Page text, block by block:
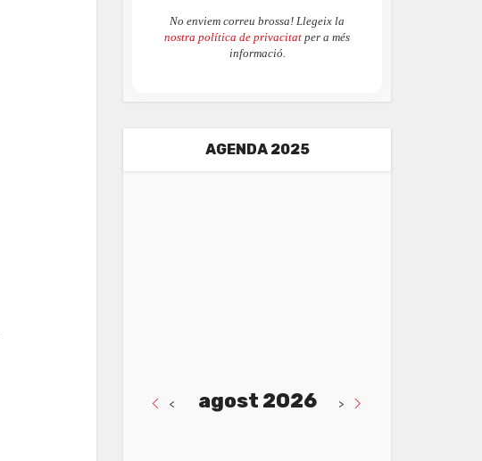
No enviem correu brossa! Llegeix la
nostra política de privacitat per a més
informació.
AGENDA 2025
< agost 2026 >